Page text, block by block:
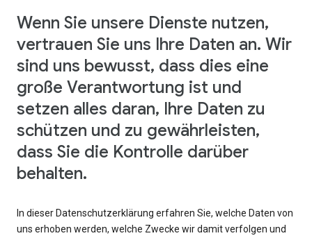
Wenn Sie unsere Dienste nutzen,
vertrauen Sie uns Ihre Daten an. Wir
sind uns bewusst, dass dies eine
große Verantwortung ist und
setzen alles daran, Ihre Daten zu
schützen und zu gewährleisten,
dass Sie die Kontrolle darüber
behalten.
In dieser Datenschutzerklärung erfahren Sie, welche Daten von
uns erhoben werden, welche Zwecke wir damit verfolgen und